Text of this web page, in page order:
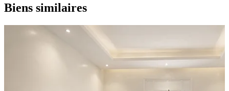
Biens similaires